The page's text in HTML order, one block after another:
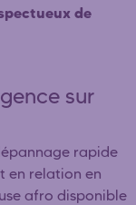
de
sur
rapide
en relation en
afro disponible